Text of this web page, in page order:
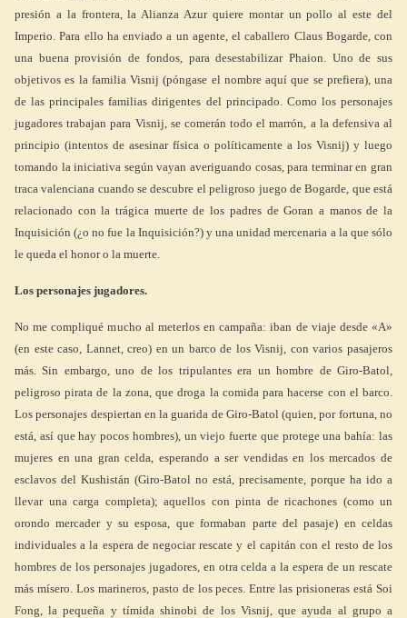
presión a la frontera, la Alianza Azur quiere montar un pollo al este del
Imperio. Para ello ha enviado a un agente, el caballero Claus Bogarde, con
una buena provisión de fondos, para desestabilizar Phaion. Uno de sus
objetivos es la familia Visnij (póngase el nombre aquí que se prefiera), una
de las principales familias dirigentes del principado. Como los personajes
jugadores trabajan para Visnij, se comerán todo el marrón, a la defensiva al
principio (intentos de asesinar física o políticamente a los Visnij) y luego
tomando la iniciativa según vayan averiguando cosas, para terminar en gran
traca valenciana cuando se descubre el peligroso juego de Bogarde, que está
relacionado con la trágica muerte de los padres de Goran a manos de la
Inquisición (¿o no fue la Inquisición?) y una unidad mercenaria a la que sólo
le queda el honor o la muerte.
Los personajes jugadores.
No me compliqué mucho al meterlos en campaña: iban de viaje desde «A»
(en este caso, Lannet, creo) en un barco de los Visnij, con varios pasajeros
más. Sin embargo, uno de los tripulantes era un hombre de Giro-Batol,
peligroso pirata de la zona, que droga la comida para hacerse con el barco.
Los personajes despiertan en la guarida de Giro-Batol (quien, por fortuna, no
está, así que hay pocos hombres), un viejo fuerte que protege una bahía: las
mujeres en una gran celda, esperando a ser vendidas en los mercados de
esclavos del Kushistán (Giro-Batol no está, precisamente, porque ha ido a
llevar una carga completa); aquellos con pinta de ricachones (como un
orondo mercader y su esposa, que formaban parte del pasaje) en celdas
individuales a la espera de negociar rescate y el capitán con el resto de los
hombres de los personajes jugadores, en otra celda a la espera de un rescate
más mísero. Los marineros, pasto de los peces. Entre las prisioneras está Soi
Fong, la pequeña y tímida shinobi de los Visnij, que ayuda al grupo a